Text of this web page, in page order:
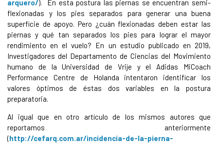
arquero/). En esta postura las piernas se encuentran semi-
flexionadas y los pies separados para generar una buena
superficie de apoyo. Pero ¿cuán flexionadas deben estar las
piernas y qué tan separados los pies para lograr el mayor
rendimiento en el vuelo? En un estudio publicado en 2019,
Investigadores del Departamento de Ciencias del Movimiento
humano de la Universidad de Vrije y el Adidas MiCoach
Performance Centre de Holanda intentaron identificar los
valores óptimos de éstas dos variables en la postura
preparatoria.
Al igual que en otro artículo de los mismos autores que
reportamos anteriormente
(http://cefarq.com.ar/incidencia-de-la-pierna-